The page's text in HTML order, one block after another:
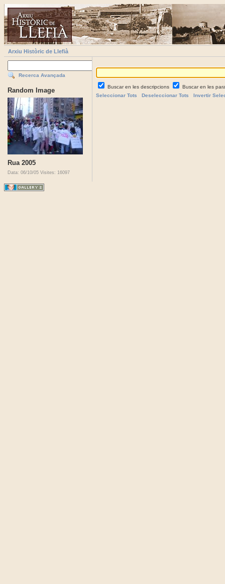
Arxiu Històric de Llefià
Recerca Avançada
Random Image
Rua 2005
Data: 06/10/05 Visites: 16097
Buscar en les descripcions
Buscar en les
Seleccionar Tots
Deseleccionar Tots Invertir